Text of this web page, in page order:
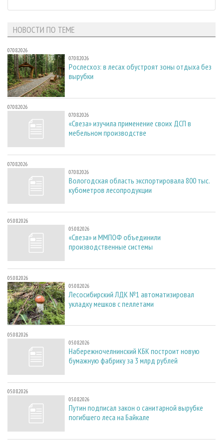
НОВОСТИ ПО ТЕМЕ
07.08.2026
07.08.2026
Рослесхоз: в лесах обустроят зоны отдыха без
вырубки
07.08.2026
07.08.2026
«Свеза» изучила применение своих ДСП в
мебельном производстве
07.08.2026
07.08.2026
Вологодская область экспортировала 800 тыс.
кубометров лесопродукции
05.08.2026
05.08.2026
«Свеза» и ММПОФ объединили
производственные системы
05.08.2026
05.08.2026
Лесосибирский ЛДК №1 автоматизировал
укладку мешков с пеллетами
05.08.2026
05.08.2026
Набережночелнинский КБК построит новую
бумажную фабрику за 3 млрд рублей
05.08.2026
05.08.2026
Путин подписал закон о санитарной вырубке
погибшего леса на Байкале